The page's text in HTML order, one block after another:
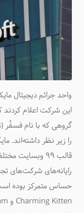
واحد جرائم دیجیتال
را زیر نظر داشته‌اند.
قالب ۹۹
رایانه‌های‌ شرکت‌های
حساس متمرکز بوده